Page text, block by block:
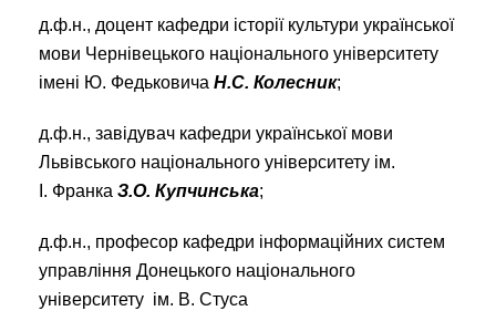
д.ф.н., доцент кафедри історії культури української
мови Чернівецького національного університету
імені Ю. Федьковича Н.С. Колесник;
д.ф.н., завідувач кафедри української мови
Львівського національного університету ім.
І. Франка З.О. Купчинська;
д.ф.н., професор кафедри інформаційних систем
управління Донецького національного
університету ім. В. Стуса